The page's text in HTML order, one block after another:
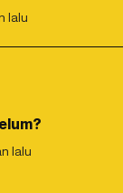
lalu
lalu